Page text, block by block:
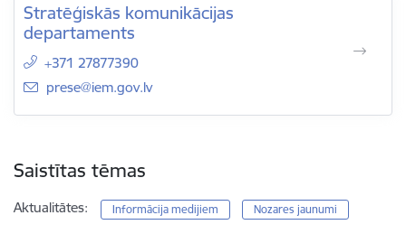
Stratēģiskās komunikācijas
departaments
+371 27877390
E-pasts:
prese@iem.gov.lv
Saistītas tēmas
Aktualitātes: Informācija medijiem Nozares jaunumi